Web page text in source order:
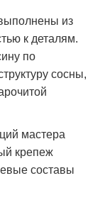
из
к деталям.
по
сосны,
мастера
крепеж
составы